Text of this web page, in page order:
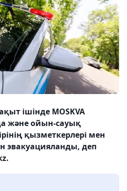
ішінде MOSKVA
және ойын-сауық
қызметкерлері мен
эвакуацияланды, деп